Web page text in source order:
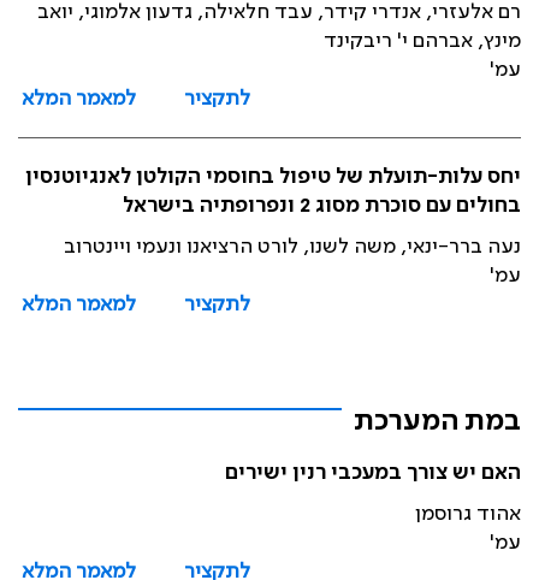
רם אלעזרי, אנדרי קידר, עבד חלאילה, גדעון אלמוגי, יואב
מינץ, אברהם י' ריבקינד
עמ'
לתקציר
למאמר המלא
יחס עלות-תועלת של טיפול בחוסמי הקולטן לאנגיוטנסין
בחולים עם סוכרת מסוג 2 ונפרופתיה בישראל
נעה ברר-ינאי, משה לשנו, לורט הרציאנו ונעמי ויינטרוב
עמ'
לתקציר
למאמר המלא
במת המערכת
האם יש צורך במעכבי רנין ישירים
אהוד גרוסמן
עמ'
לתקציר
למאמר המלא